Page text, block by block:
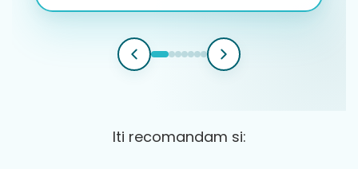
Iti recomandam si: